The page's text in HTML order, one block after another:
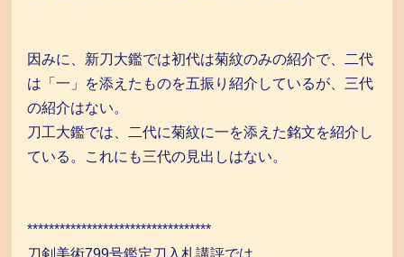
因みに、新刀大鑑では初代は菊紋のみの紹介で、二代
は「一」を添えたものを五振り紹介しているが、三代
の紹介はない。
刀工大鑑では、二代に菊紋に一を添えた銘文を紹介し
ている。これにも三代の見出しはない。
**********************************
刀剣美術799号鑑定刀入札講評では、